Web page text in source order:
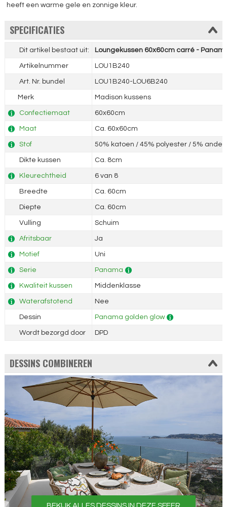
heeft een warme gele en zonnige kleur.
SPECIFICATIES
Dit artikel bestaat uit: Loungekussen 60x60cm carré -
Artikelnummer LOU1B240
Art. Nr. bundel LOU1B240-LOU6B240
Merk Madison kussens
Confectiemaat 60x60cm
Maat Ca. 60x60cm
Stof 50% katoen / 45% polyester / 5%
Dikte kussen Ca. 8cm
Kleurechtheid 6 van 8
Breedte Ca. 60cm
Diepte Ca. 60cm
Vulling Schuim
Afritsbaar Ja
Motief Uni
Serie Panama
Kwaliteit kussen Middenklasse
Waterafstotend Nee
Dessin Panama golden glow
Wordt bezorgd door DPD
DESSINS COMBINEREN